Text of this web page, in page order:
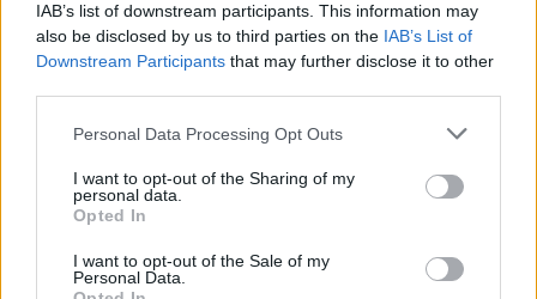
IAB’s list of downstream participants. This information may
also be disclosed by us to third parties on the IAB’s List of
Downstream Participants that may further disclose it to other
Please note that this website/app uses one or more Google
not limited to your visit or usage behaviour. You may click to
grant or deny consent to Google and its third-party tags to
use your data for below specified purposes in below Google
consent section.
Personal Data Processing Opt Outs
I want to opt-out of the Sharing of my
personal data.
Opted In
I want to opt-out of the Sale of my
Personal Data.